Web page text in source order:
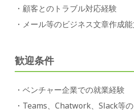
・顧客とのトラブル対応経験
・メール等のビジネス文章作成能
歓迎条件
・ベンチャー企業での就業経験
・Teams、Chatwork、Slack等